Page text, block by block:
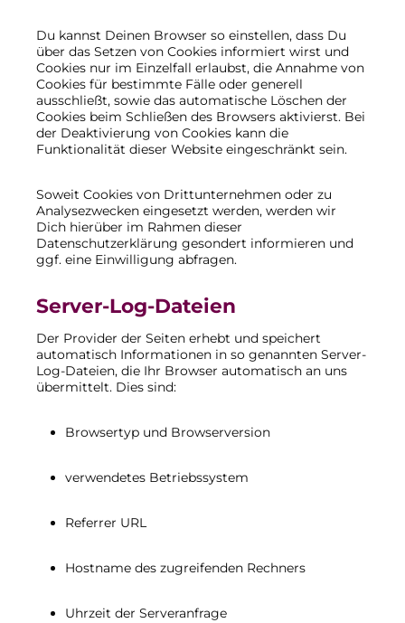
Du kannst Deinen Browser so einstellen, dass Du
über das Setzen von Cookies informiert wirst und
Cookies nur im Einzelfall erlaubst, die Annahme von
Cookies für bestimmte Fälle oder generell
ausschließt, sowie das automatische Löschen der
Cookies beim Schließen des Browsers aktivierst. Bei
der Deaktivierung von Cookies kann die
Funktionalität dieser Website eingeschränkt sein.
Soweit Cookies von Drittunternehmen oder zu
Analysezwecken eingesetzt werden, werden wir
Dich hierüber im Rahmen dieser
Datenschutzerklärung gesondert informieren und
ggf. eine Einwilligung abfragen.
Server-Log-Dateien
Der Provider der Seiten erhebt und speichert
automatisch Informationen in so genannten Server-
Log-Dateien, die Ihr Browser automatisch an uns
übermittelt. Dies sind:
Browsertyp und Browserversion
verwendetes Betriebssystem
Referrer URL
Hostname des zugreifenden Rechners
Uhrzeit der Serveranfrage